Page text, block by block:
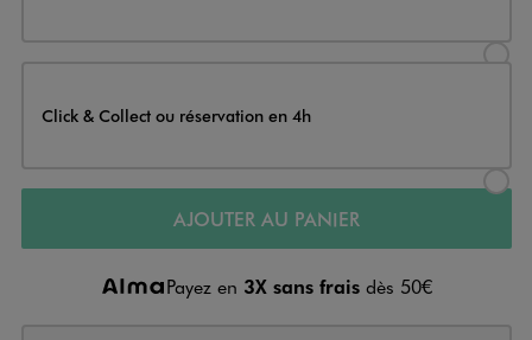
Click & Collect ou réservation en 4h
AJOUTER AU PANIER
Payez en 3X sans frais dès 50€